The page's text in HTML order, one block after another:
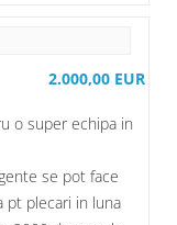
2.000,00 EUR
o super echipa in
se pot face
pt plecari in luna